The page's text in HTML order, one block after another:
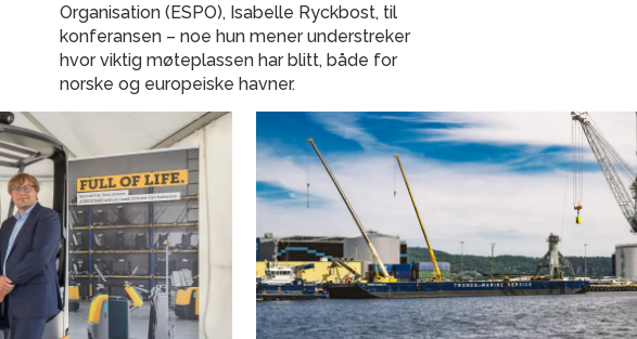
Organisation (ESPO), Isabelle Ryckbost, til
konferansen – noe hun mener understreker
hvor viktig møteplassen har blitt, både for
norske og europeiske havner.